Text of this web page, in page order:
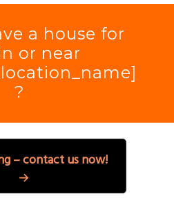
a house for
or near
?
– contact us now!